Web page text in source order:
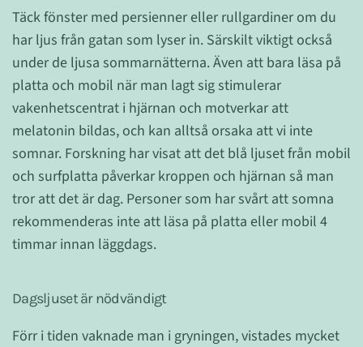
Täck fönster med persienner eller rullgardiner om du
har ljus från gatan som lyser in. Särskilt viktigt också
under de ljusa sommarnätterna. Även att bara läsa på
platta och mobil när man lagt sig stimulerar
vakenhetscentrat i hjärnan och motverkar att
melatonin bildas, och kan alltså orsaka att vi inte
somnar. Forskning har visat att det blå ljuset från mobil
och surfplatta påverkar kroppen och hjärnan så man
tror att det är dag. Personer som har svårt att somna
rekommenderas inte att läsa på platta eller mobil 4
timmar innan läggdags.
Dagsljuset är nödvändigt
Förr i tiden vaknade man i gryningen, vistades mycket